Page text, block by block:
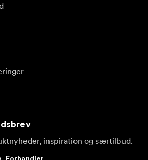
inspiration og særtilbud.